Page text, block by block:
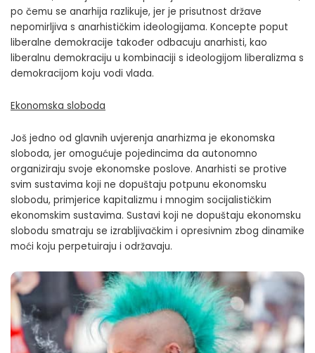
po čemu se anarhija razlikuje, jer je prisutnost države
nepomirljiva s anarhističkim ideologijama. Koncepte poput
liberalne demokracije također odbacuju anarhisti, kao
liberalnu demokraciju u kombinaciji s ideologijom liberalizma s
demokracijom koju vodi vlada.
Ekonomska sloboda
Još jedno od glavnih uvjerenja anarhizma je ekonomska
sloboda, jer omogućuje pojedincima da autonomno
organiziraju svoje ekonomske poslove. Anarhisti se protive
svim sustavima koji ne dopuštaju potpunu ekonomsku
slobodu, primjerice kapitalizmu i mnogim socijalističkim
ekonomskim sustavima. Sustavi koji ne dopuštaju ekonomsku
slobodu smatraju se izrabljivačkim i opresivnim zbog dinamike
moći koju perpetuiraju i održavaju.